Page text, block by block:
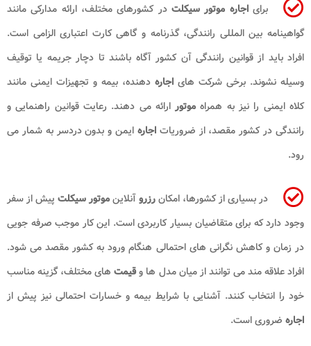
برایاجاره موتور سیکلت در کشورهای مختلف، ارائه مدارکی مانند
گواهینامه بین المللی رانندگی، گذرنامه و گاهی کارت اعتباری الزامی است.
افراد باید از قوانین رانندگی آن کشور آگاه باشند تا دچار جریمه یا توقیف
وسیله نشوند. برخی شرکت های اجاره دهنده، بیمه و تجهیزات ایمنی مانند
کلاه ایمنی را نیز به همراه موتورارائه می دهند. رعایت قوانین راهنمایی و
رانندگی در کشور مقصد، از ضروریاتاجاره ایمن و بدون دردسر به شمار می
رود.
در بسیاری از کشورها، امکانرزروآنلاینموتور سیکلت پیش از سفر
وجود دارد که برای متقاضیان بسیار کاربردی است. این کار موجب صرفه جویی
در زمان و کاهش نگرانی های احتمالی هنگام ورود به کشور مقصد می شود.
افراد علاقه مند می توانند از میان مدل ها وقیمت های مختلف، گزینه مناسب
خود را انتخاب کنند. آشنایی با شرایط بیمه و خسارات احتمالی نیز پیش از
اجاره ضروری است.